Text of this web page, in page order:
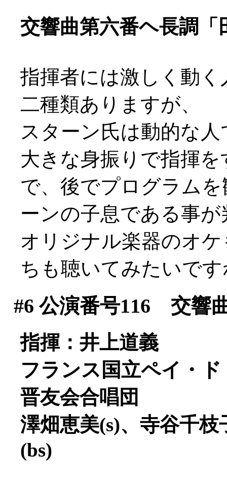
交響曲第六番ヘ長調「
指揮者には激しく動
二種類ありますが、
スターン氏は動的な
大きな身振りで指揮
で、後でプログラム
ーンの子息である事が
オリジナル楽器のオ
ちも聴いてみたいで
#6 公演番号116 交響
指揮：井上道義
フランス国立ペイ・
晋友会合唱団
澤畑恵美(s)、寺谷千
(bs)